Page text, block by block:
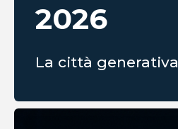
2026
La città generativa